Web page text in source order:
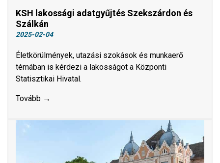
KSH lakossági adatgyűjtés Szekszárdon és
Szálkán
2025-02-04
Életkörülmények, utazási szokások és munkaerő
témában is kérdezi a lakosságot a Központi
Statisztikai Hivatal.
Tovább →